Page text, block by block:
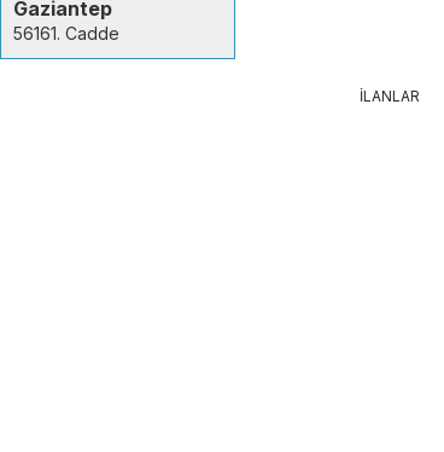
Gaziantep
56161. Cadde
İLANLAR